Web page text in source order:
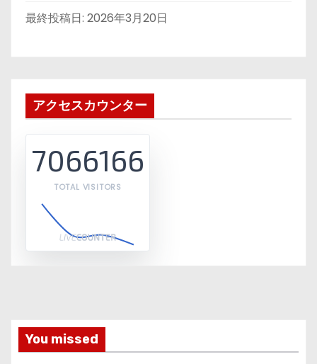
最終投稿日: 2026年3月20日
アクセスカウンター
7066166
TOTAL VISITORS
You missed